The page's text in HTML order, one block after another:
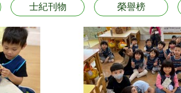
士紀刊物 榮譽榜